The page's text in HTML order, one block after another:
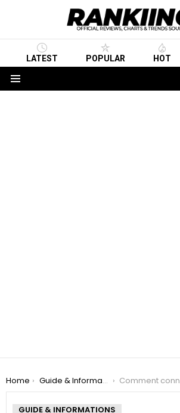
LATEST POPULAR HOT
You are here:
Home Guide & Informations Comment connecter son compte Twitch sur ps5 ?
GUIDE & INFORMATIONS